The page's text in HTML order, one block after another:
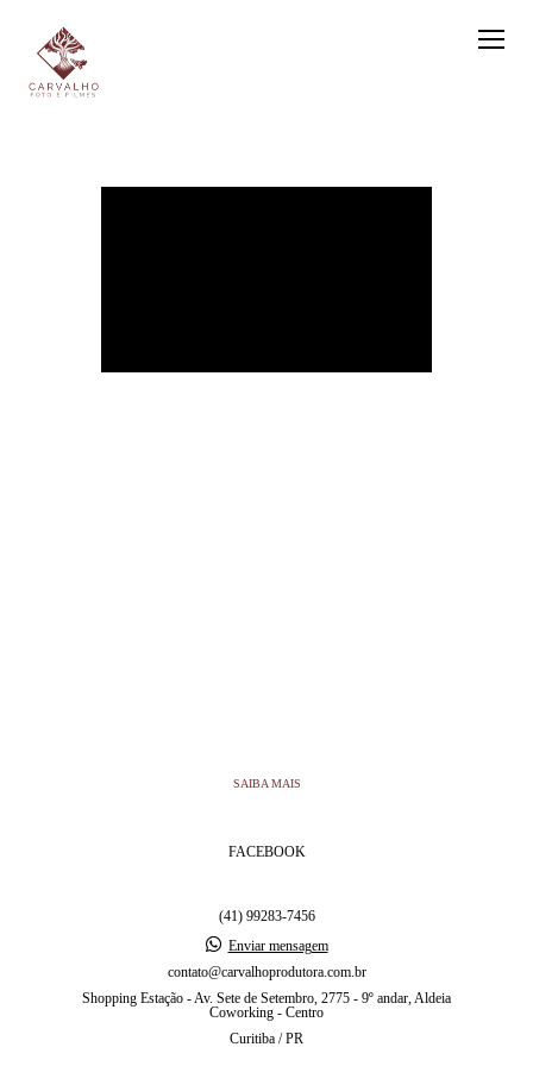
SAIBA MAIS
FACEBOOK
(41) 99283-7456
Enviar mensagem
contato@carvalhoprodutora.com.br
Shopping Estação - Av. Sete de Setembro, 2775 - 9º andar, Aldeia
Coworking - Centro
Curitiba / PR